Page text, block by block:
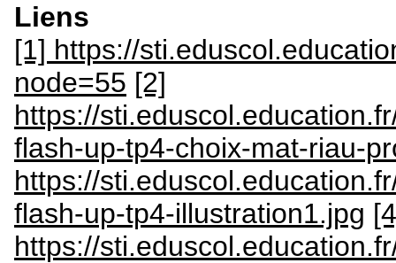
Liens
[1] https://
node=55 [2]
https://
flash-up-tp4-choix-mat-riau-
https://
flash-up-tp4-illustration1.jpg
https://